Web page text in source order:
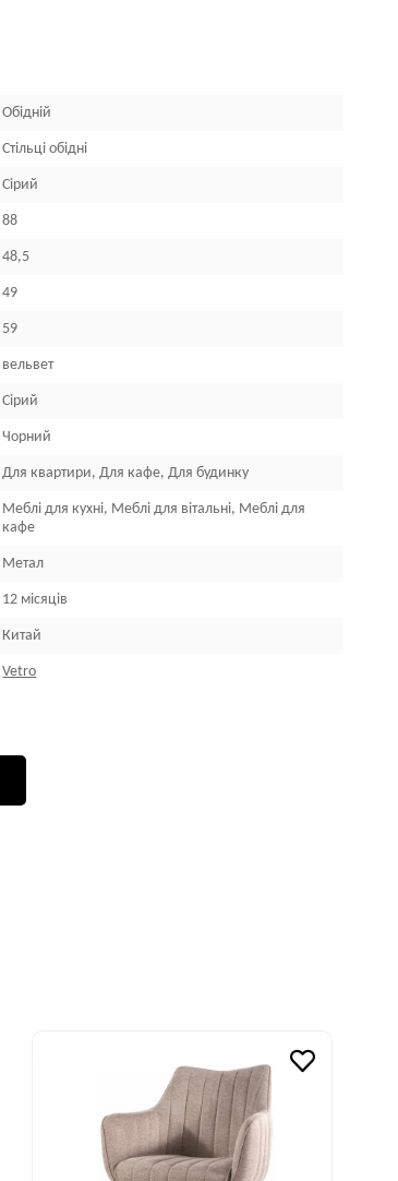
Обідній
Стільці обідні
Сірий
88
48,5
49
59
вельвет
Сірий
Чорний
Для квартири, Для кафе, Для будинку
Меблі для кухні, Меблі для вітальні, Меблі для
кафе
Метал
12 місяців
Китай
Vetro